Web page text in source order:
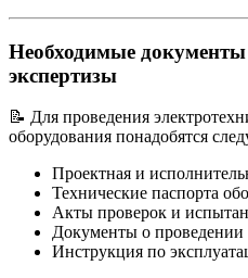
Необходимые документы
экспертизы
📝 Для проведения
оборудования понадобятся
Проектная и
Технические паспорта
Акты проверок и
Документы о проведении
Инструкция по